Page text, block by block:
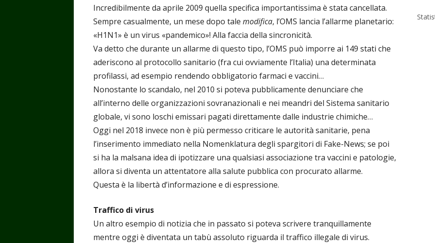
Incredibilmente da aprile 2009 quella specifica importantissima è stata cancellata.
Sempre casualmente, un mese dopo tale modifica, l’OMS lancia l’allarme planetario:
«H1N1» è un virus «pandemico»! Alla faccia della sincronicità.
Va detto che durante un allarme di questo tipo, l’OMS può imporre ai 149 stati che
aderiscono al protocollo sanitario (fra cui ovviamente l’Italia) una determinata
profilassi, ad esempio rendendo obbligatorio farmaci e vaccini…
Nonostante lo scandalo, nel 2010 si poteva pubblicamente denunciare che
all’interno delle organizzazioni sovranazionali e nei meandri del Sistema sanitario
globale, vi sono loschi emissari pagati direttamente dalle industrie chimiche…
Oggi nel 2018 invece non è più permesso criticare le autorità sanitarie, pena
l’inserimento immediato nella Nomenklatura degli spargitori di Fake-News; se poi
si ha la malsana idea di ipotizzare una qualsiasi associazione tra vaccini e patologie,
allora si diventa un attentatore alla salute pubblica con procurato allarme.
Questa è la libertà d’informazione e di espressione.
Traffico di virus
Un altro esempio di notizia che in passato si poteva scrivere tranquillamente
mentre oggi è diventata un tabù assoluto riguarda il traffico illegale di virus.